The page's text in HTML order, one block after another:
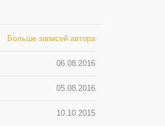
Больше записей автора
06.08.2016
05.08.2016
10.10.2015